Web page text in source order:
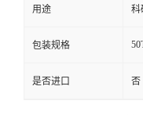
用途 科
包装规格
是否进口 否